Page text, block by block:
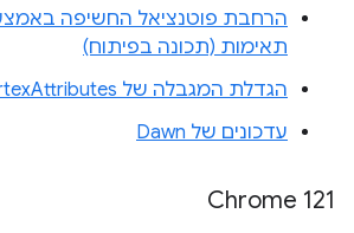
הרחבת פוטנציאל החשיפה
תאימות (תכונה בפיתוח)
הגדלת המגבלה של maxVertexAttributes
עדכונים של Dawn
Chrome 121